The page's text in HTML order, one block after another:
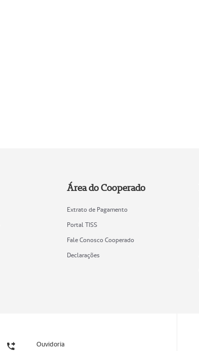
Área do Cooperado
Extrato de Pagamento
Portal TISS
Fale Conosco Cooperado
Declarações
Ouvidoria